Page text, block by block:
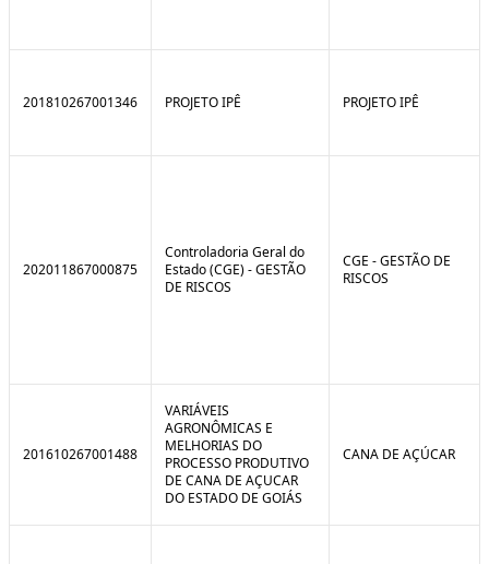
201810267001346 PROJETO IPÊ PROJETO IPÊ
202011867000875
Controladoria Geral do
Estado (CGE) - GESTÃO
DE RISCOS
CGE - GESTÃO DE
RISCOS
201610267001488
VARIÁVEIS
AGRONÔMICAS E
MELHORIAS DO
PROCESSO PRODUTIVO
DE CANA DE AÇUCAR
DO ESTADO DE GOIÁS
CANA DE AÇÚCAR